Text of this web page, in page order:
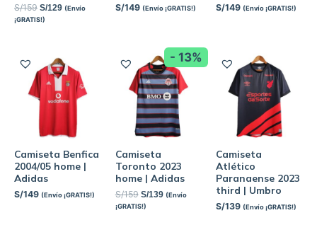
S/159 S/129 (Envío
¡GRATIS!)
S/149 (Envío ¡GRATIS!) S/149 (Envío ¡GRATIS!)
Camiseta Benfica
2004/05 home |
Adidas
S/149 (Envío ¡GRATIS!)
- 13%
Camiseta
Toronto 2023
home | Adidas
S/159 S/139 (Envío
¡GRATIS!)
Camiseta
Atlético
Paranaense 2023
third | Umbro
S/139 (Envío ¡GRATIS!)